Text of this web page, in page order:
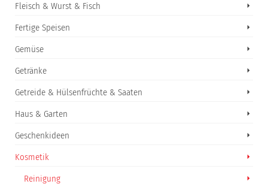
Fleisch & Wurst & Fisch
Fertige Speisen
Gemüse
Getränke
Getreide & Hülsenfrüchte & Saaten
Haus & Garten
Geschenkideen
Kosmetik
Reinigung